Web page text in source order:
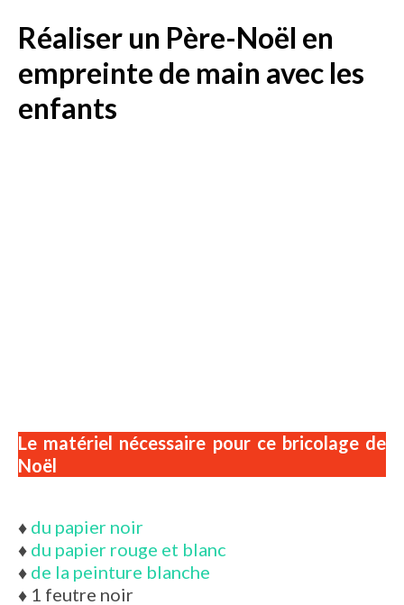
Réaliser un Père-Noël en
empreinte de main avec les
enfants
Le matériel nécessaire pour ce bricolage de
Noël
♦ du papier noir
♦ du papier rouge et blanc
♦ de la peinture blanche
♦ 1 feutre noir